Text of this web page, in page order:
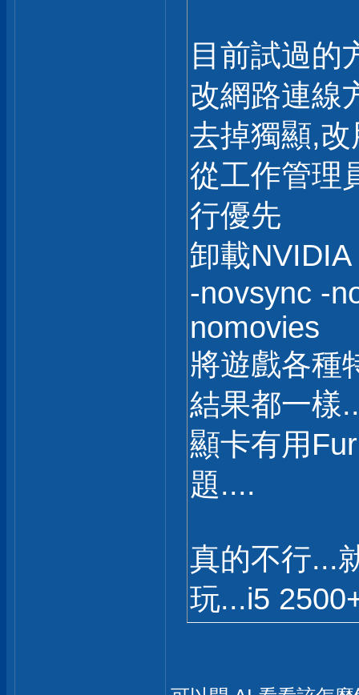
目前試過的
改網路連線
去掉獨顯,
從工作管理
行優先
卸載
-novsync -
nomovies
將遊戲各種
結果都一樣
顯卡有用
題....
真的不行...
玩...i5